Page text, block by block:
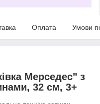
Оплата Умови
Мерседес" з
32 см, 3+